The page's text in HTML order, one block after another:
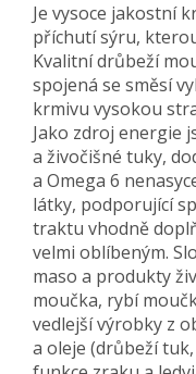
Je vysoce jakostní
příchutí sýru,
Kvalitní drůbeží
spojená se směsí
krmivu vysokou
Jako zdroj energie
a živočišné tuky,
a Omega 6
látky, podporující
traktu vhodně
velmi oblíbeným.
maso a produkty
moučka, rybí
vedlejší výrobky z
a oleje (drůbeží